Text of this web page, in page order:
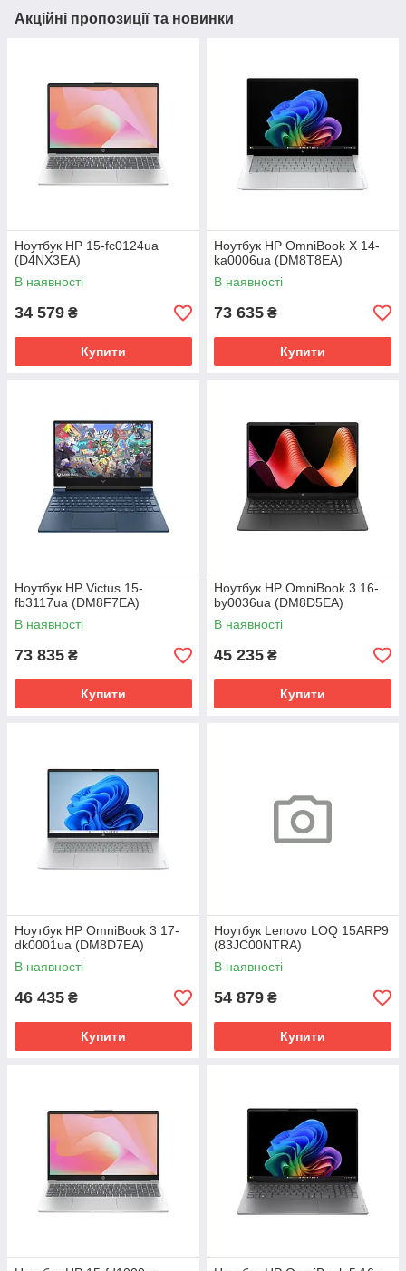
Акційні пропозиції та новинки
Ноутбук HP 15-fc0124ua
(D4NX3EA)
В наявності
34 579 ₴
Купити
Ноутбук HP OmniBook X 14-
ka0006ua (DM8T8EA)
В наявності
73 635 ₴
Купити
Ноутбук HP Victus 15-
fb3117ua (DM8F7EA)
В наявності
73 835 ₴
Купити
Ноутбук HP OmniBook 3 16-
by0036ua (DM8D5EA)
В наявності
45 235 ₴
Купити
Ноутбук HP OmniBook 3 17-
dk0001ua (DM8D7EA)
В наявності
46 435 ₴
Купити
Ноутбук Lenovo LOQ 15ARP9
(83JC00NTRA)
В наявності
54 879 ₴
Купити